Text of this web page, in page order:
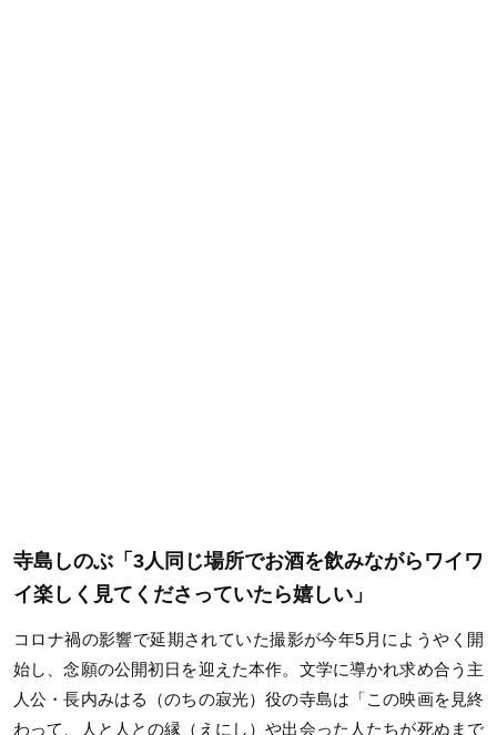
寺島しのぶ「3人同じ場所でお酒を飲みながらワイワ
イ楽しく見てくださっていたら嬉しい」
コロナ禍の影響で延期されていた撮影が今年5月にようやく開
始し、念願の公開初日を迎えた本作。文学に導かれ求め合う主
人公・長内みはる（のちの寂光）役の寺島は「この映画を見終
わって、人と人との縁（えにし）や出会った人たちが死ぬまで